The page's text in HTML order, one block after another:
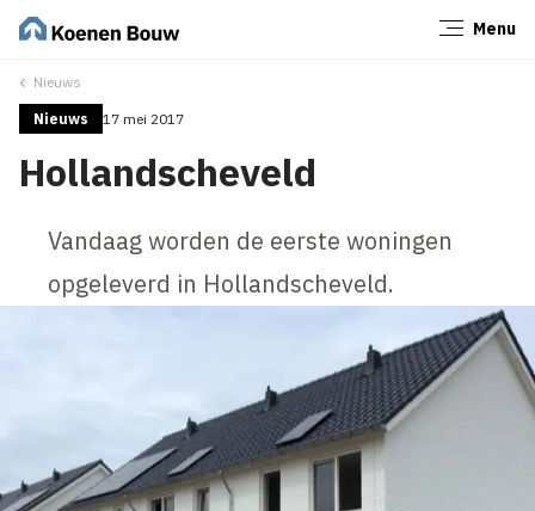
Menu
Nieuws
Nieuws 17 mei 2017
Hollandscheveld
Vandaag worden de eerste woningen
opgeleverd in Hollandscheveld.
Sluiten